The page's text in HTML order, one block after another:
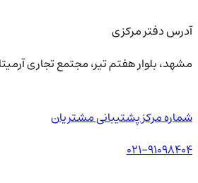
آدرس دفتر مرکزی
مشهد، بلوار هفتم تیر، مجتمع تجاری آرمیتاژ
شماره مرکز پشتیبانی مشتریان
021-91098404